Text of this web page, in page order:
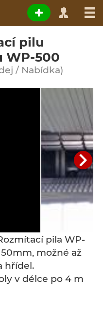
pilu
WP-500
/ Nabídka)
pila WP-
možné až
hřídel.
v délce po 4 m